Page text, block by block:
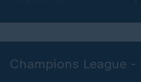
Champions League